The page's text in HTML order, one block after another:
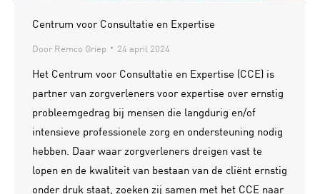
Centrum voor Consultatie en Expertise
Door Remco Griep 24 april 2024
Het Centrum voor Consultatie en Expertise (CCE) is
partner van zorgverleners voor expertise over ernstig
probleemgedrag bij mensen die langdurig en/of
intensieve professionele zorg en ondersteuning nodig
hebben. Daar waar zorgverleners dreigen vast te
lopen en de kwaliteit van bestaan van de cliënt ernstig
onder druk staat, zoeken zij samen met het CCE naar